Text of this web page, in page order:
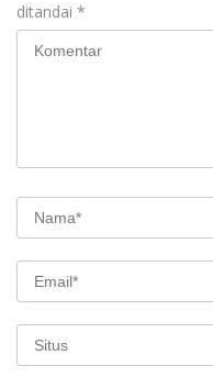
ditandai *